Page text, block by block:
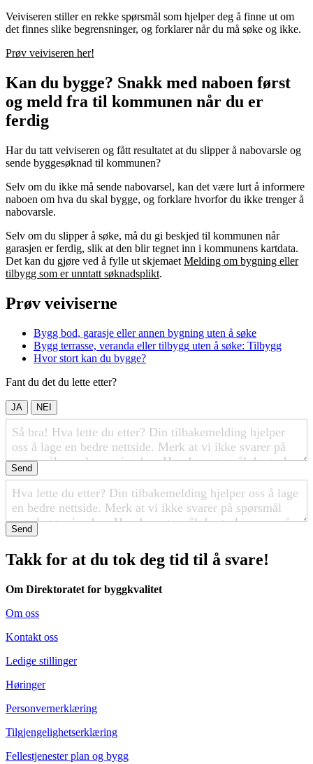
Veiviseren stiller en rekke spørsmål som hjelper deg å finne ut om
det finnes slike begrensninger, og forklarer når du må søke og ikke.
Prøv veiviseren her!
Kan du bygge? Snakk med naboen først
og meld fra til kommunen når du er
ferdig
Har du tatt veiviseren og fått resultatet at du slipper å nabovarsle og
sende byggesøknad til kommunen?
Selv om du ikke må sende nabovarsel, kan det være lurt å informere
naboen om hva du skal bygge, og forklare hvorfor du ikke trenger å
nabovarsle.
Selv om du slipper å søke, må du gi beskjed til kommunen når
garasjen er ferdig, slik at den blir tegnet inn i kommunens kartdata.
Det kan du gjøre ved å fylle ut skjemaet Melding om bygning eller
tilbygg som er unntatt søknadsplikt.
Prøv veiviserne
Bygg bod, garasje eller annen bygning uten å søke
Bygg terrasse, veranda ellertilbygg uten å søke: Tilbygg
Hvor stort kan du bygge?
Fant du det du lette etter?
JA NEI
Send
Send
Takk for at du tok deg tid til å svare!
Om Direktoratet for byggkvalitet
Om oss
Kontakt oss
Ledige stillinger
Høringer
Personvernerklæring
Tilgjengelighetserklæring
Fellestjenester plan og bygg